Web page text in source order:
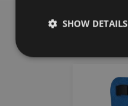
SHOW DETAILS